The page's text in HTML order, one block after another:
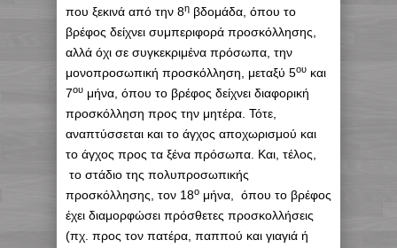
που ξεκινά από την 8η βδομάδα, όπου το
βρέφος δείχνει συμπεριφορά προσκόλλησης,
αλλά όχι σε συγκεκριμένα πρόσωπα, την
μονοπροσωπική προσκόλληση, μεταξύ 5ου και
7ου μήνα, όπου το βρέφος δείχνει διαφορική
προσκόλληση προς την μητέρα. Τότε,
αναπτύσσεται και το άγχος αποχωρισμού και
το άγχος προς τα ξένα πρόσωπα. Και, τέλος,
το στάδιο της πολυπροσωπικής
προσκόλλησης, τον 18ο μήνα, όπου το βρέφος
έχει διαμορφώσει πρόσθετες προσκολλήσεις
(πχ. προς τον πατέρα, παππού και γιαγιά ή